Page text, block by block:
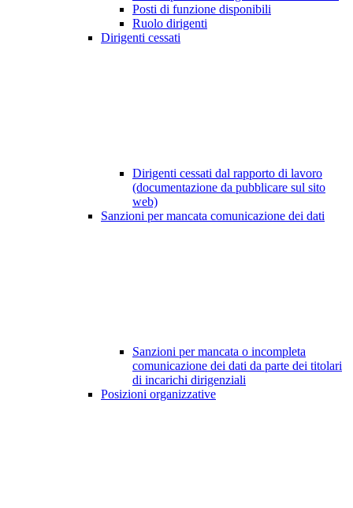
Posti di funzione disponibili
Ruolo dirigenti
Dirigenti cessati
Dirigenti cessati dal rapporto di lavoro
(documentazione da pubblicare sul sito
web)
Sanzioni per mancata comunicazione dei dati
Sanzioni per mancata o incompleta
comunicazione dei dati da parte dei titolari
di incarichi dirigenziali
Posizioni organizzative